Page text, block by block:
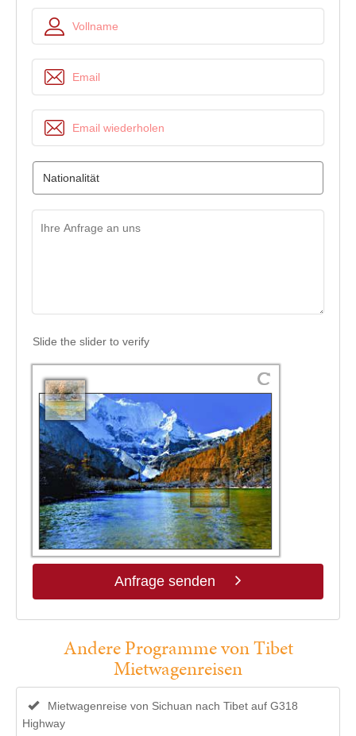
Slide the slider to verify
Anfrage senden
Andere Programme von Tibet
Mietwagenreisen
Mietwagenreise von Sichuan nach Tibet auf G318
Highway